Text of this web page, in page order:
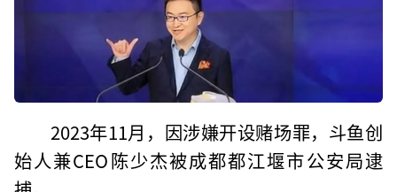
2023年11月，因涉嫌开设赌场罪，斗鱼创
始人兼CEO陈少杰被成都都江堰市公安局逮